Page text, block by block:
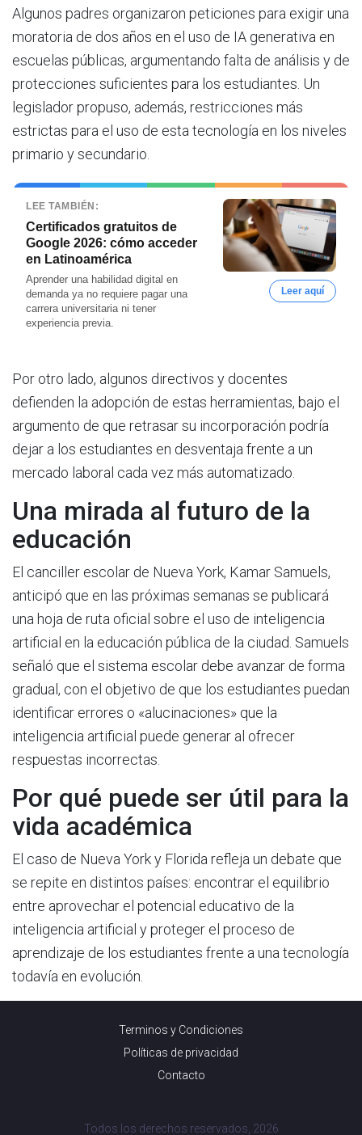
Algunos padres organizaron peticiones para exigir una
moratoria de dos años en el uso de IA generativa en
escuelas públicas, argumentando falta de análisis y de
protecciones suficientes para los estudiantes. Un
legislador propuso, además, restricciones más
estrictas para el uso de esta tecnología en los niveles
primario y secundario.
LEE TAMBIÉN:
Certificados gratuitos de
Google 2026: cómo acceder
en Latinoamérica
Aprender una habilidad digital en
demanda ya no requiere pagar una
carrera universitaria ni tener
experiencia previa.
Leer aquí
Por otro lado, algunos directivos y docentes
defienden la adopción de estas herramientas, bajo el
argumento de que retrasar su incorporación podría
dejar a los estudiantes en desventaja frente a un
mercado laboral cada vez más automatizado.
Una mirada al futuro de la
educación
El canciller escolar de Nueva York, Kamar Samuels,
anticipó que en las próximas semanas se publicará
una hoja de ruta oficial sobre el uso de inteligencia
artificial en la educación pública de la ciudad. Samuels
señaló que el sistema escolar debe avanzar de forma
gradual, con el objetivo de que los estudiantes puedan
identificar errores o «alucinaciones» que la
inteligencia artificial puede generar al ofrecer
respuestas incorrectas.
Por qué puede ser útil para la
vida académica
El caso de Nueva York y Florida refleja un debate que
se repite en distintos países: encontrar el equilibrio
entre aprovechar el potencial educativo de la
inteligencia artificial y proteger el proceso de
aprendizaje de los estudiantes frente a una tecnología
todavía en evolución.
Terminos y Condiciones
Políticas de privacidad
Contacto
Todos los derechos reservados, 2026